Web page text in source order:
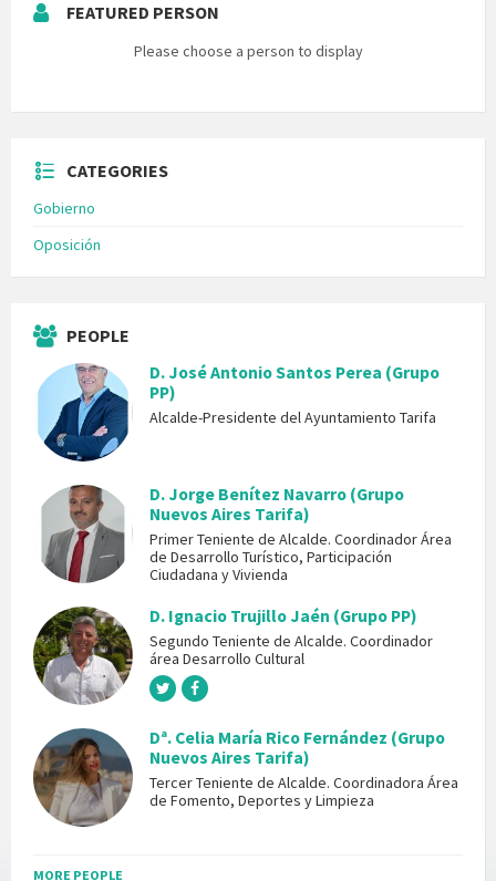
FEATURED PERSON
Please choose a person to display
CATEGORIES
Gobierno
Oposición
PEOPLE
D. José Antonio Santos Perea (Grupo
PP)
Alcalde-Presidente del Ayuntamiento Tarifa
D. Jorge Benítez Navarro (Grupo
Nuevos Aires Tarifa)
Primer Teniente de Alcalde. Coordinador Área
de Desarrollo Turístico, Participación
Ciudadana y Vivienda
D. Ignacio Trujillo Jaén (Grupo PP)
Segundo Teniente de Alcalde. Coordinador
área Desarrollo Cultural
Dª. Celia María Rico Fernández (Grupo
Nuevos Aires Tarifa)
Tercer Teniente de Alcalde. Coordinadora Área
de Fomento, Deportes y Limpieza
MORE PEOPLE